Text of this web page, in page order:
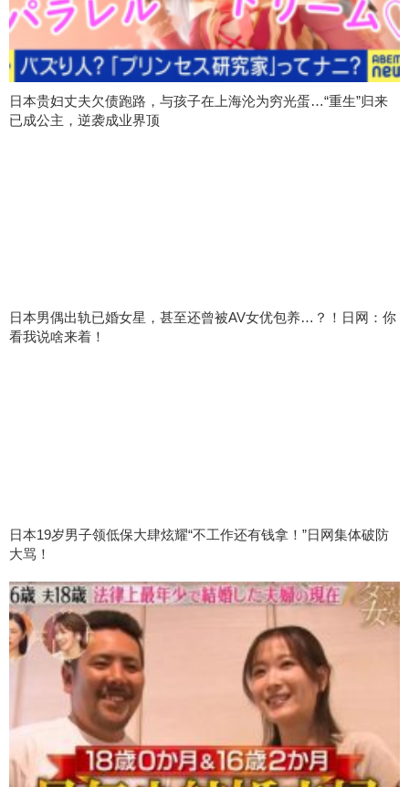
日本贵妇丈夫欠债跑路，与孩子在上海沦为穷光蛋…“重生”归来
已成公主，逆袭成业界顶
日本男偶出轨已婚女星，甚至还曾被AV女优包养…？！日网：你
看我说啥来着！
日本19岁男子领低保大肆炫耀“不工作还有钱拿！”日网集体破防
大骂！